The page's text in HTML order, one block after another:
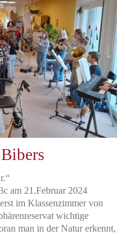
am 21.Februar 2024
im Klassenzimmer von
wichtige
man in der Natur erkennt,